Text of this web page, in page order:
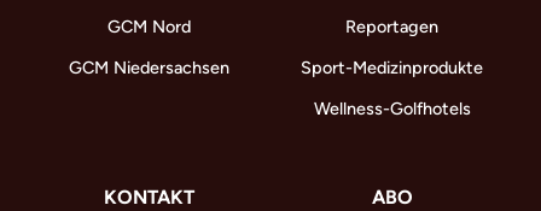
GCM Nord
GCM Niedersachsen
Reportagen
Sport-Medizinprodukte
Wellness-Golfhotels
KONTAKT ABO